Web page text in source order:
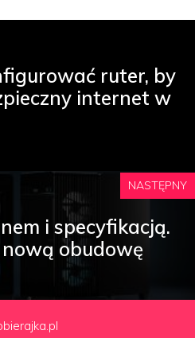
ruter, by
internet w
NASTĘPNY
i specyfikacją.
obudowę